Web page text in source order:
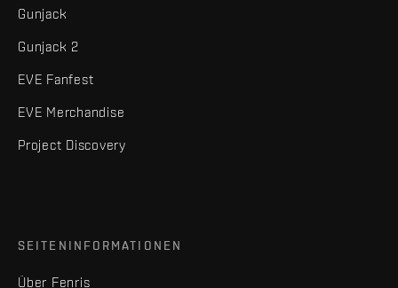
Gunjack
Gunjack 2
EVE Fanfest
EVE Merchandise
Project Discovery
SEITENINFORMATIONEN
Über Fenris